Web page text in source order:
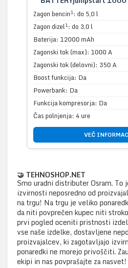
Zagon bencin1: do 5,0 l
Zagon dizel1: do 3,0 l
Baterija: 12000 mAh
Zagonski tok (max): 1000 A
Zagonski tok (delovni): 350 A
Boost funkcija: Da
Powerbank: Da
Funkcija kompresorja: Da
Čas polnjenja: 4 ure
VEČ
🤝 TEHNOSHOP.NET
Smo uradni distributer Osram. To
izvirnosti neposredno od
na trgu! Na trgu je veliko
da niti povprečen kupec niti
prvi pogled oceniti pristnosti
vse naše izdelke, dostavljene
proizvajalcev, ki zagotavljajo
ponaredki ne morejo privoščiti.
ekipi in nas povprašajte za nasvet!